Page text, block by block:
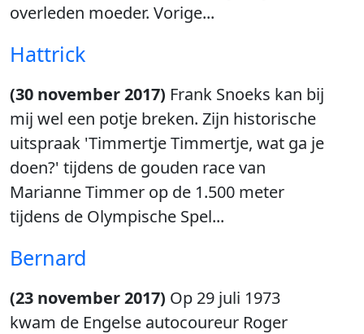
overleden moeder. Vorige...
Hattrick
(30 november 2017) Frank Snoeks kan bij
mij wel een potje breken. Zijn historische
uitspraak 'Timmertje Timmertje, wat ga je
doen?' tijdens de gouden race van
Marianne Timmer op de 1.500 meter
tijdens de Olympische Spel...
Bernard
(23 november 2017) Op 29 juli 1973
kwam de Engelse autocoureur Roger